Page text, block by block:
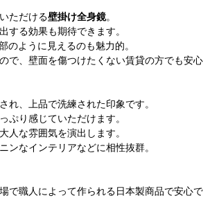
ただける壁掛け全身鏡。
する効果も期待できます。
のように見えるのも魅力的。
、壁面を傷つけたくない賃貸の方でも安心
れ、上品で洗練された印象です。
ぷり感じていただけます。
人な雰囲気を演出します。
ンなインテリアなどに相性抜群。
職人によって作られる日本製商品で安心で